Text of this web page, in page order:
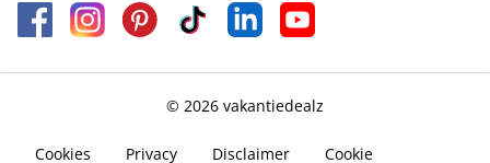
© 2026 vakantiedealz
Cookies Privacy Disclaimer Cookie